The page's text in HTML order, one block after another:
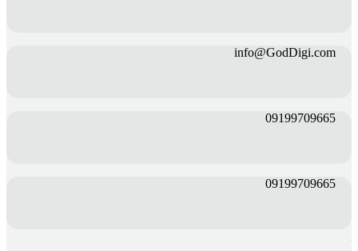
info@GodDigi.com
09199709665
09199709665